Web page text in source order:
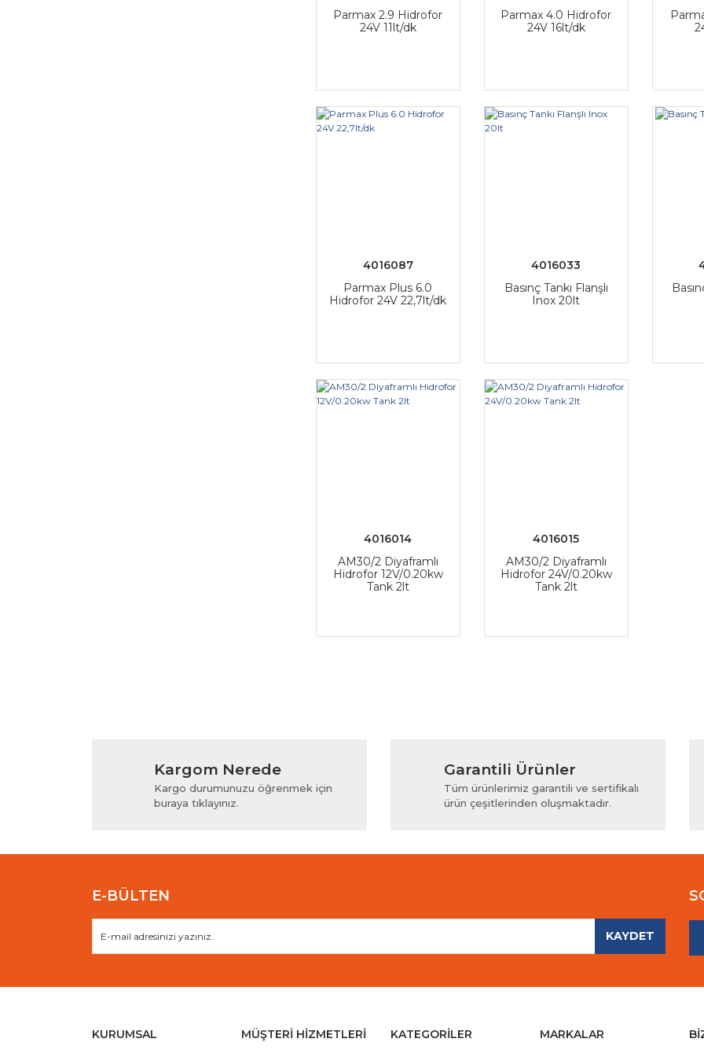
Parmax 2.9 Hidrofor
24V 11lt/dk
Parmax 4.0 Hidrofor
24V 16lt/dk
4016087
Parmax Plus 6.0
Hidrofor 24V 22,7lt/dk
4016033
Basınç Tankı Flanşlı
Inox 20lt
4016014
AM30/2 Diyaframlı
Hidrofor 12V/0.20kw
Tank 2lt
4016015
AM30/2 Diyaframlı
Hidrofor 24V/0.20kw
Tank 2lt
Kargom Nerede
Kargo durumunuzu öğrenmek için
buraya tıklayınız.
Garantili Ürünler
Tüm ürünlerimiz garantili ve sertifikalı
ürün çeşitlerinden oluşmaktadır.
E-BÜLTEN
KAYDET
KURUMSAL MÜŞTERİ HİZMETLERİ KATEGORİLER MARKALAR